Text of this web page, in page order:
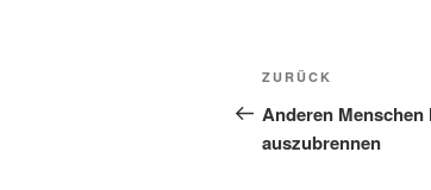
Vorheriger
Beitrag
ZURÜCK
Anderen Menschen
auszubrennen